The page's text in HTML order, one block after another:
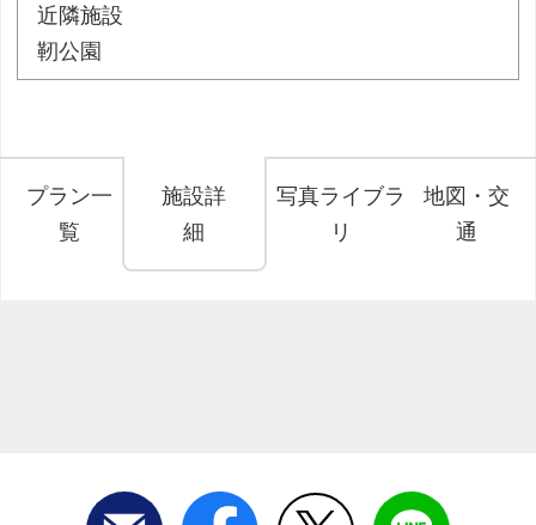
近隣施設
靭公園
プラン一
覧
施設詳
細
写真ライブラ
リ
地図・交
通